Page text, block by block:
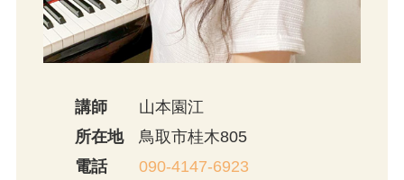
講師
山本園江
所在地
鳥取市桂木805
電話
090-4147-6923